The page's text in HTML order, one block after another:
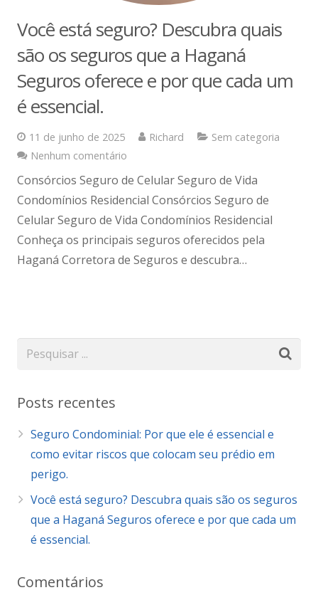
Você está seguro? Descubra quais
são os seguros que a Haganá
Seguros oferece e por que cada um
é essencial.
11 de junho de 2025 Richard
Sem categoria
Nenhum comentário
Consórcios Seguro de Celular Seguro de Vida
Condomínios Residencial Consórcios Seguro de
Celular Seguro de Vida Condomínios Residencial
Conheça os principais seguros oferecidos pela
Haganá Corretora de Seguros e descubra…
Posts recentes
Seguro Condominial: Por que ele é essencial e
como evitar riscos que colocam seu prédio em
perigo.
Você está seguro? Descubra quais são os seguros
que a Haganá Seguros oferece e por que cada um
é essencial.
Comentários